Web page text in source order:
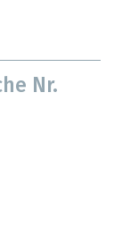
Nr.